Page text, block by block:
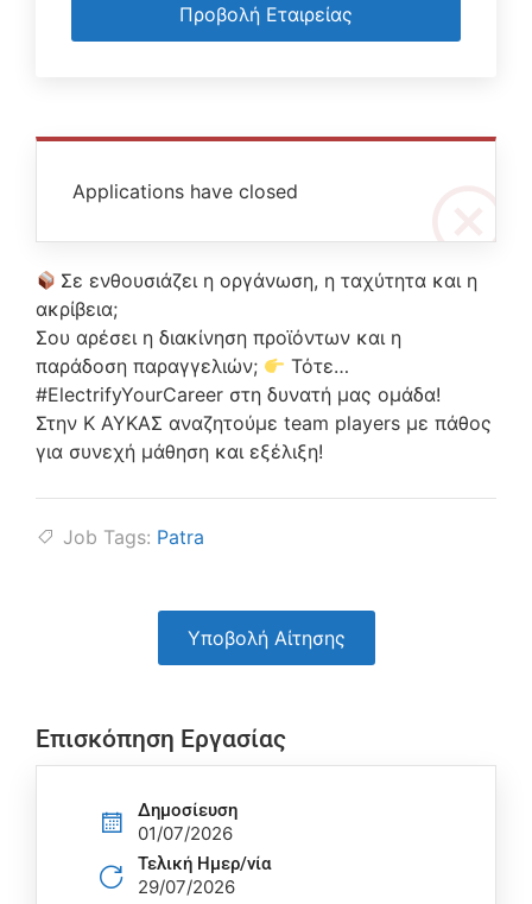
Applications have closed
Σε ενθουσιάζει η οργάνωση, η ταχύτητα και η
ακρίβεια;
Σου αρέσει η διακίνηση προϊόντων και η
παράδοση παραγγελιών;
Τότε…
#ElectrifyYourCareer στη δυνατή μας ομάδα!
Στην Κ ΑΥΚΑΣ αναζητούμε team players με πάθος
για συνεχή μάθηση και εξέλιξη!
Job Tags: Patra
Υποβολή Αίτησης
Επισκόπηση Εργασίας
Δημοσίευση
01/07/2026
Τελική Ημερ/νία
29/07/2026
Προβολή Εταιρείας